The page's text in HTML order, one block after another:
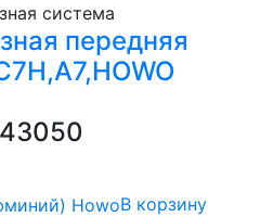
система
передняя
В корзину